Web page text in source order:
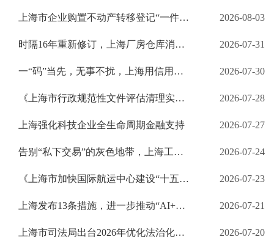
上海市企业购置不动产转移登记“一件事”正式上线，一站式集成服务，打造营商环境新高地 2026-08-03
时隔16年重新修订，上海厂房仓库消防新规落地，企业关心的都在这了→ 2026-07-31
一“码”当先，无事不扰，上海用信用给企业“减负” 2026-07-30
《上海市行政规范性文件评估清理实施办法》9月1日起施行，来看图解→ 2026-07-28
上海强化科技企业全生命周期金融支持 2026-07-27
告别“私下交易”的灰色地带，上海工业用地“二手市场”官方通道开启，价格从此“有谱” 2026-07-24
《上海市加快国际航运中心建设“十五五”规划》发布，一起来看解读→ 2026-07-23
上海发布13条措施，进一步推动“AI+制造”发展，最高给予4000万元补贴 2026-07-21
上海市司法局出台2026年优化法治化营商环境若干举措，一图读懂→ 2026-07-20